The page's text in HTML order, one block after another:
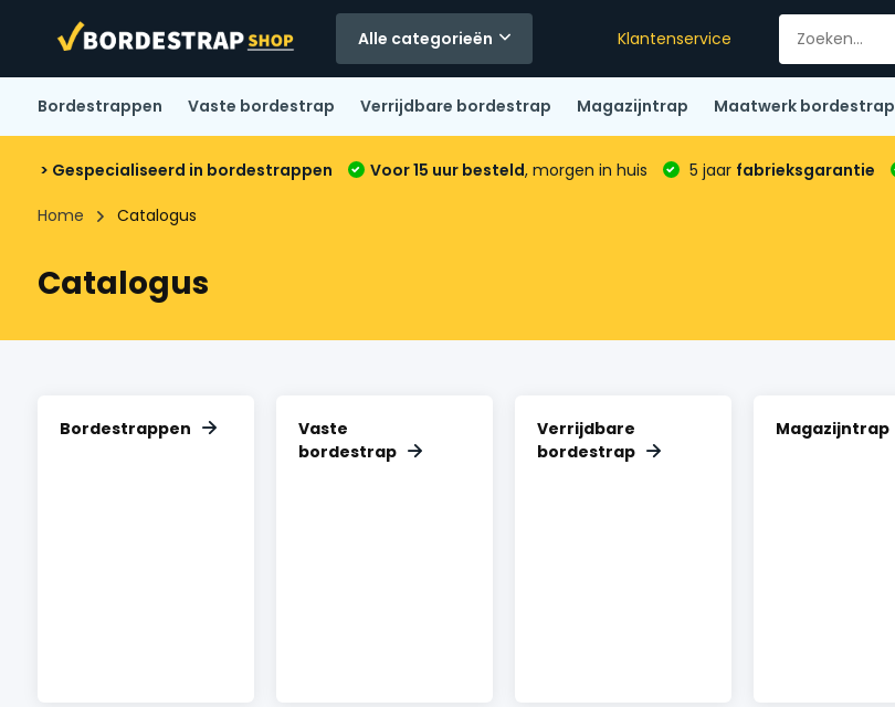
Alle categorieën Klantenservice
Bordestrappen Vaste bordestrap Verrijdbare bordestrap Magazijntrap Maatwerk bordestrap
> Gespecialiseerd in bordestrappen Voor 15 uur besteld, morgen in huis 5 jaar fabrieksgarantie
Home Catalogus
Catalogus
Bordestrappen
Vaste
bordestrap
Verrijdbare
bordestrap
Magazijntrap